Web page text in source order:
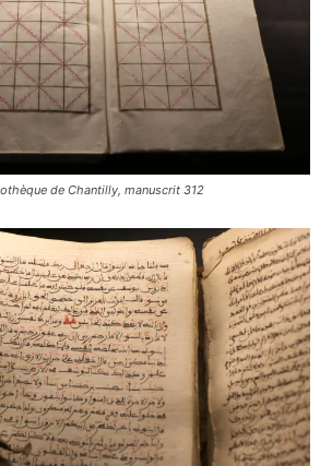
de Chantilly, manuscrit 312